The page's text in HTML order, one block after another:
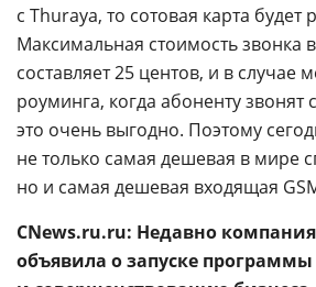
с Thuraya, то сотовая карта будет
Максимальная стоимость звонка
составляет 25 центов, и в случае
роуминга, когда абоненту звонят
это очень выгодно. Поэтому
не только самая дешевая в мире
но и самая дешевая входящая
CNews.ru.ru: Недавно
объявила о запуске